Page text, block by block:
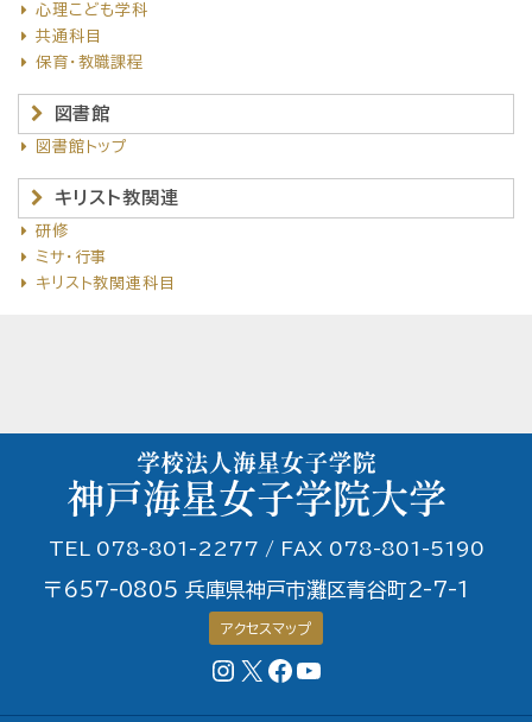
心理こども学科
共通科目
保育・教職課程
図書館
図書館トップ
キリスト教関連
研修
ミサ・行事
キリスト教関連科目
TEL 078-801-2277 / FAX 078-801-5190
〒657-0805 兵庫県神戸市灘区青谷町2-7-1
アクセスマップ
Instagram
X FacebookページYouTubeチャンネル